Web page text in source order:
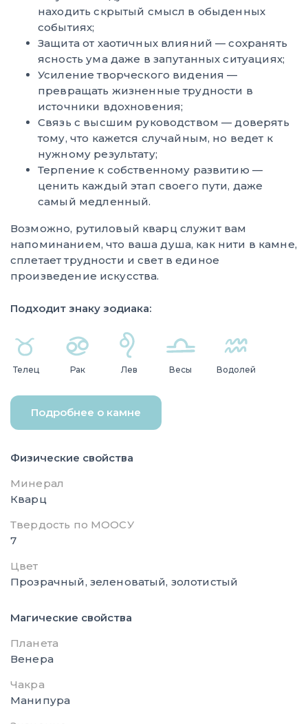
находить скрытый смысл в обыденных
событиях;
Защита от хаотичных влияний — сохранять
ясность ума даже в запутанных ситуациях;
Усиление творческого видения —
превращать жизненные трудности в
источники вдохновения;
Связь с высшим руководством — доверять
тому, что кажется случайным, но ведет к
нужному результату;
Терпение к собственному развитию —
ценить каждый этап своего пути, даже
самый медленный.
Возможно, рутиловый кварц служит вам
напоминанием, что ваша душа, как нити в камне,
сплетает трудности и свет в единое
произведение искусства.
Подходит знаку зодиака:
Телец Рак Лев Весы Водолей
Подробнее о камне
Физические свойства
Минерал
Кварц
Твердость по МООСУ
7
Цвет
Прозрачный, зеленоватый, золотистый
Магические свойства
Планета
Венера
Чакра
Манипура